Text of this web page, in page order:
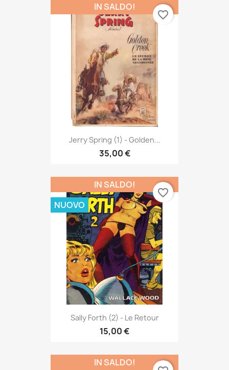
Jerry Spring (1) - Golden...
35,00 €
IN SALDO!
favorite_border
Sally Forth (2) - Le Retour
15,00 €
IN SALDO!
NUOVO
favorite_border
IN SALDO!